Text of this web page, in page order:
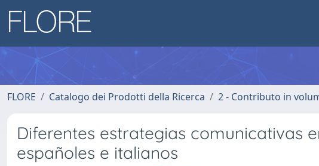
FLORE Catalogo dei Prodotti della Ricerca 2 - Contributo in
Diferentes estrategias comunicativas
españoles e italianos